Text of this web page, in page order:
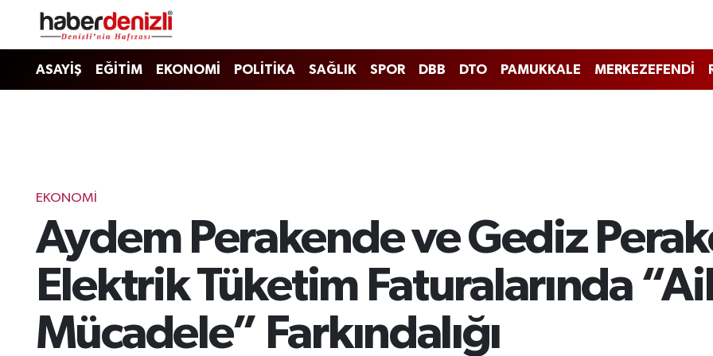
ASAYİŞ EĞİTİM EKONOMİ POLİTİKA SAĞLIK SPOR DBB DTO PAMUKKALE MERKEZEFENDİ
EKONOMİ
Aydem Perakende ve Gediz
Elektrik Tüketim Faturalarında
Mücadele” Farkındalığı
Denizli Nöbetçi Eczaneler
Tüm Manşetler
Son Dakika Haberleri
Haber Arşivi